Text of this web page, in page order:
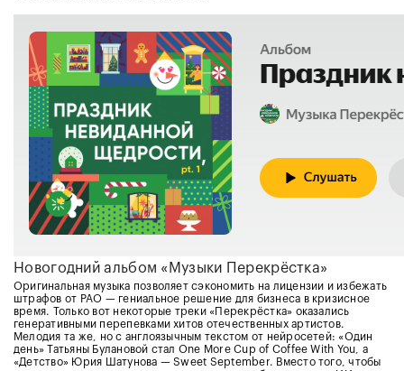
Новогодний альбом «Музыки Перекрёстка»
Оригинальная музыка позволяет сэкономить на лицензии и избежать
штрафов от РАО — гениальное решение для бизнеса в кризисное
время. Только вот некоторые треки «Перекрёстка» оказались
генеративными перепевками хитов отечественных артистов.
Мелодия та же, но с англоязычным текстом от нейросетей: «Один
день» Татьяны Булановой стал One More Cup of Coffee With You, а
«Детство» Юрия Шатунова — Sweet September. Вместо того, чтобы